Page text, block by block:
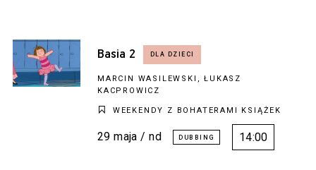
Basia 2
MARCIN WASILEWSKI, ŁUKASZ
KACPROWICZ
WEEKENDY Z BOHATERAMI KSIĄŻEK
29 maja / nd 14:00